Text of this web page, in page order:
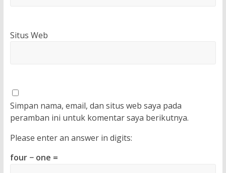
Situs Web
Simpan nama, email, dan situs web saya pada
peramban ini untuk komentar saya berikutnya.
Please enter an answer in digits:
four − one =